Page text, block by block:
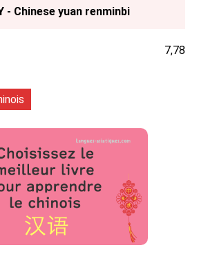
- Chinese yuan renminbi
7,78